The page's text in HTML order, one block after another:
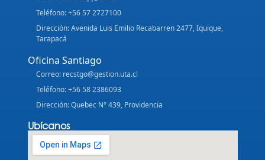
Teléfono: +56 57 2727100
Dirección: Avenida Luis Emilio Recabarren 2477, Iquique,
Tarapacá
Oficina Santiago
Correo: recstgo@gestion.uta.cl
Teléfono: +56 58 2386093
Dirección: Quebec N° 439, Providencia
Ubícanos